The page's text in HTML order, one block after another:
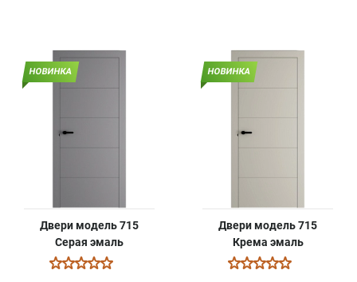
НОВИНКА
Двери модель 715
Серая эмаль
НОВИНКА
Двери модель 715
Крема эмаль